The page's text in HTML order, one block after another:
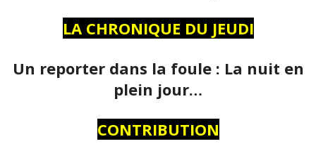
LA CHRONIQUE DU JEUDI
Un reporter dans la foule : La nuit en
plein jour…
CONTRIBUTION